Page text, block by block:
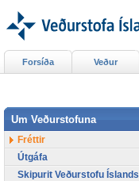
Forsíða Veður
Um Veðurstofuna
Fréttir
Útgáfa
Skipurit Veðurstofu Íslands